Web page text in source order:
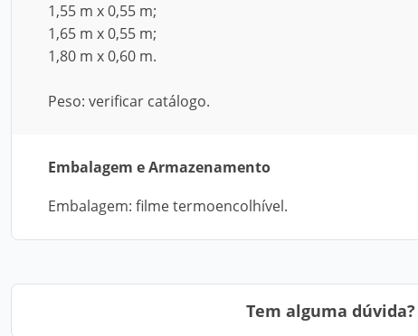
1,55 m x 0,55 m;
1,65 m x 0,55 m;
1,80 m x 0,60 m.
Peso: verificar catálogo.
Embalagem e Armazenamento
Embalagem: filme termoencolhível.
Tem alguma